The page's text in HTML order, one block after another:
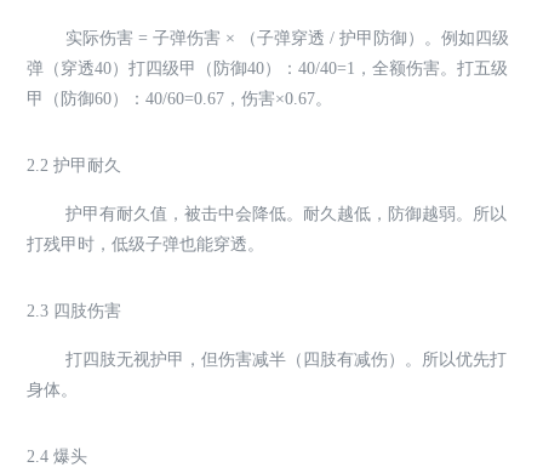
实际伤害 = 子弹伤害 × （子弹穿透 / 护甲防御）。例如四级
弹（穿透40）打四级甲（防御40）：40/40=1，全额伤害。打五级
甲（防御60）：40/60=0.67，伤害×0.67。
2.2 护甲耐久
护甲有耐久值，被击中会降低。耐久越低，防御越弱。所以
打残甲时，低级子弹也能穿透。
2.3 四肢伤害
打四肢无视护甲，但伤害减半（四肢有减伤）。所以优先打
身体。
2.4 爆头